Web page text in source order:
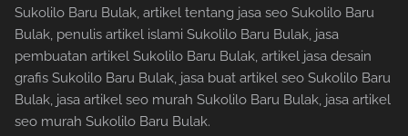
Sukolilo Baru Bulak, artikel tentang jasa seo Sukolilo Baru
Bulak, penulis artikel islami Sukolilo Baru Bulak, jasa
pembuatan artikel Sukolilo Baru Bulak, artikel jasa desain
grafis Sukolilo Baru Bulak, jasa buat artikel seo Sukolilo Baru
Bulak, jasa artikel seo murah Sukolilo Baru Bulak, jasa artikel
seo murah Sukolilo Baru Bulak.